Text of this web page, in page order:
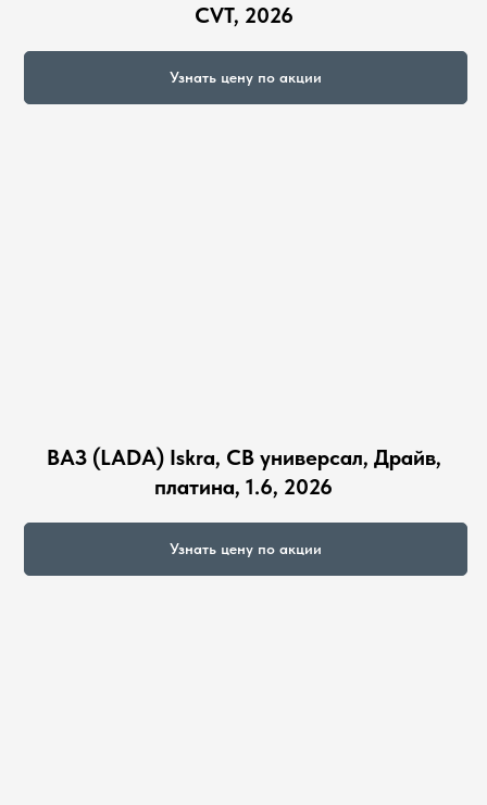
CVT, 2026
Узнать цену по акции
ВАЗ (LADA) Iskra, СВ универсал, Драйв,
платина, 1.6, 2026
Узнать цену по акции